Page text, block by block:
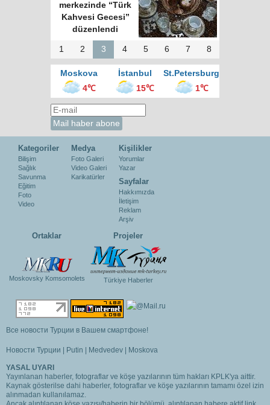
merkezinde “Türk
Kahvesi Gecesi”
düzenlendi
1 2 3 4 5 6 7 8
Moskova İstanbul
St.Petersburg
4℃
15℃ 1℃
Kategoriler
Bilişim
Sağlık
Savunma
Eğitim
Foto
Video
Medya
Foto Galeri
Video Galeri
Karikatürler
Kişilikler
Yorumlar
Yazar
Sayfalar
Hakkımızda
İletişim
Reklam
Arşiv
Ortaklar
Moskovsky Komsomolets
Projeler
Türkiye Haberler
Все новости Турции в Вашем смартфоне!
Новости Турции | Putin | Medvedev | Moskova
YASAL UYARI
Yayınlanan haberler, fotograflar ve köşe yazılarının tüm hakları KPLK'ya aittir.
Kaynak gösterilse dahi haberler, fotograflar ve köşe yazılarının tamamı özel izin
alınmadan kullanılamaz.